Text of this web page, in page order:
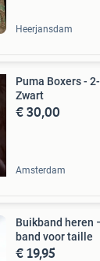
Heerjansdam
Puma Boxers -
Zwart
€ 30,00
Amsterdam
Buikband heren
band voor taille
€ 19,95